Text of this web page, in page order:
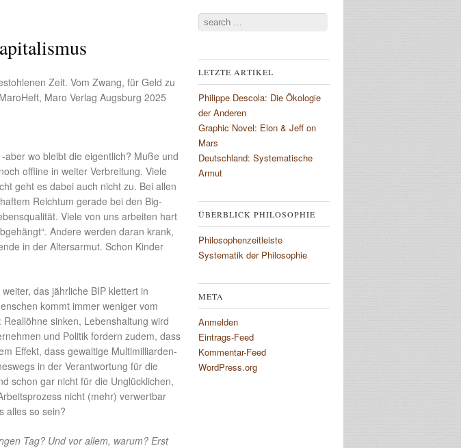
Zeit. Vom Zwang, für Geld zu
Maro Verlag Augsburg 2025
wo bleibt die eigentlich? Muße und
offline in weiter Verbreitung. Viele
geht es dabei auch nicht zu. Bei allen
Reichtum gerade bei den Big-
Viele von uns arbeiten hart
Andere werden daran krank,
in der Altersarmut. Schon Kinder
das jährliche BIP klettert in
kommt immer weniger vom
sinken, Lebenshaltung wird
und Politik fordern zudem, dass
Effekt, dass gewaltige Multimilliarden-
in der Verantwortung für die
schon gar nicht für die Unglücklichen,
nicht (mehr) verwertbar
alles so sein?
Tag? Und vor allem, warum? Erst
Search
LETZTE ARTIKEL
Philippe Descola: Die Ökologie
der Anderen
Graphic Novel: Elon & Jeff on
Mars
Deutschland: Systematische
Armut
ÜBERBLICK PHILOSOPHIE
Philosophenzeitleiste
Systematik der Philosophie
META
Anmelden
Eintrags-Feed
Kommentar-Feed
WordPress.org